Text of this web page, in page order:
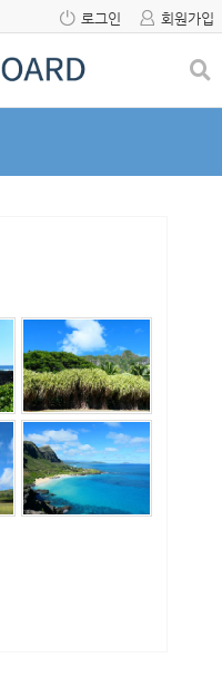
로그인 회원가입